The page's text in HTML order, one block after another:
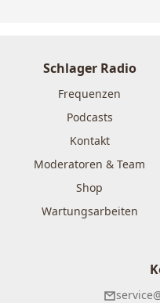
Schlager Radio
Frequenzen
Podcasts
Kontakt
Moderatoren & Team
Shop
Wartungsarbeiten